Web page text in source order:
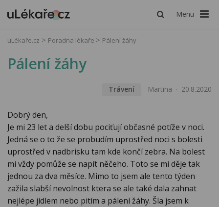
Menu
uLékaře.cz Poradna lékaře Pálení žáhy
Pálení žáhy
Trávení Martina 20.8.2020
Dobrý den,
Je mi 23 let a delší dobu pociťují občasné potíže v noci.
Jedná se o to že se probudím uprostřed noci s bolesti
uprostřed v nadbrisku tam kde končí zebra. Na bolest
mi vždy pomůže se napít něčeho. Toto se mi děje tak
jednou za dva měsíce. Mimo to jsem ale tento týden
zažila slabší nevolnost ktera se ale také dala zahnat
nejlépe jídlem nebo pitím a pálení žáhy. Šla jsem k